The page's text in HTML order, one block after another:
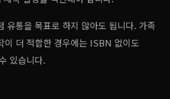
유통을 목표로 하지 않아도 됩니다. 가족
이 더 적합한 경우에는 ISBN 없이도
있습니다.